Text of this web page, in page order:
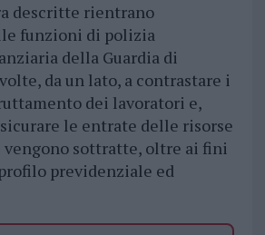
descritte rientrano
funzioni di polizia
della Guardia di
da un lato, a contrastare i
dei lavoratori e,
le entrate delle risorse
sottratte, oltre ai fini
previdenziale ed